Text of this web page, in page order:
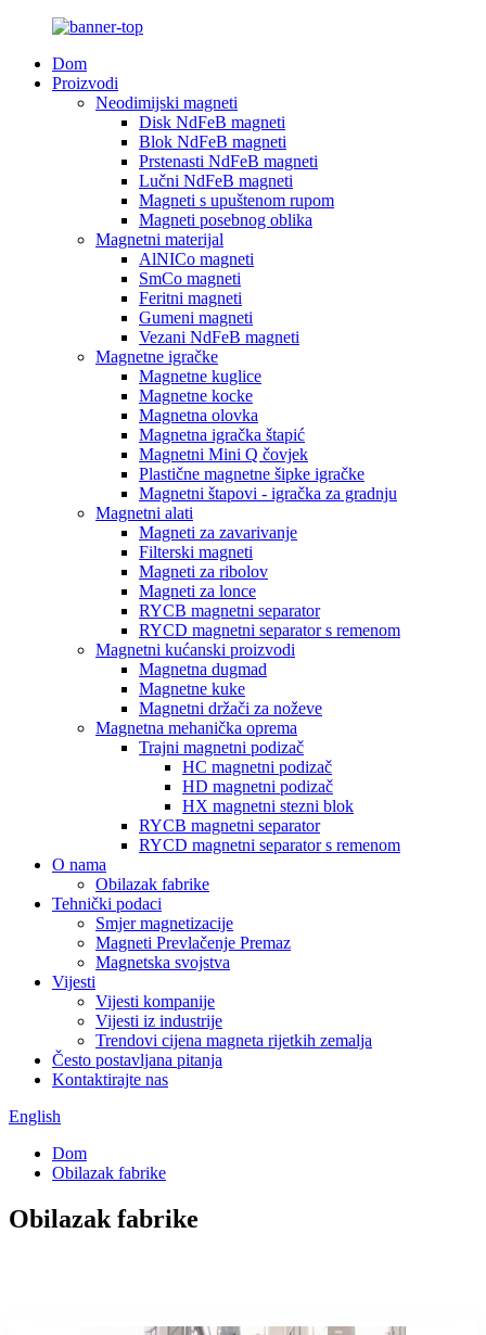
Dom
Proizvodi
Neodimijski magneti
Disk NdFeB magneti
Blok NdFeB magneti
Prstenasti NdFeB magneti
Lučni NdFeB magneti
Magneti s upuštenom rupom
Magneti posebnog oblika
Magnetni materijal
AlNICo magneti
SmCo magneti
Feritni magneti
Gumeni magneti
Vezani NdFeB magneti
Magnetne igračke
Magnetne kuglice
Magnetne kocke
Magnetna olovka
Magnetna igračka štapić
Magnetni Mini Q čovjek
Plastične magnetne šipke igračke
Magnetni štapovi - igračka za gradnju
Magnetni alati
Magneti za zavarivanje
Filterski magneti
Magneti za ribolov
Magneti za lonce
RYCB magnetni separator
RYCD magnetni separator s remenom
Magnetni kućanski proizvodi
Magnetna dugmad
Magnetne kuke
Magnetni držači za noževe
Magnetna mehanička oprema
Trajni magnetni podizač
HC magnetni podizač
HD magnetni podizač
HX magnetni stezni blok
RYCB magnetni separator
RYCD magnetni separator s remenom
O nama
Obilazak fabrike
Tehnički podaci
Smjer magnetizacije
Magneti Prevlačenje Premaz
Magnetska svojstva
Vijesti
Vijesti kompanije
Vijesti iz industrije
Trendovi cijena magneta rijetkih zemalja
Često postavljana pitanja
Kontaktirajte nas
English
Dom
Obilazak fabrike
Obilazak fabrike